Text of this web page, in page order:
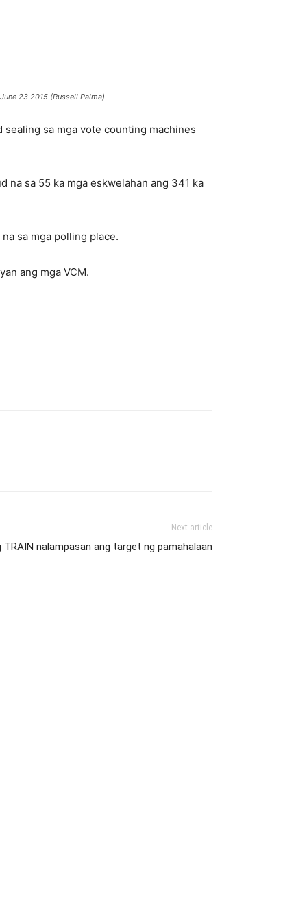
23 2015 (Russell Palma)
sealing sa mga vote counting machines
na sa 55 ka mga eskwelahan ang 341 ka
sa mga polling place.
ang mga VCM.
Next article
TRAIN nalampasan ang target ng pamahalaan